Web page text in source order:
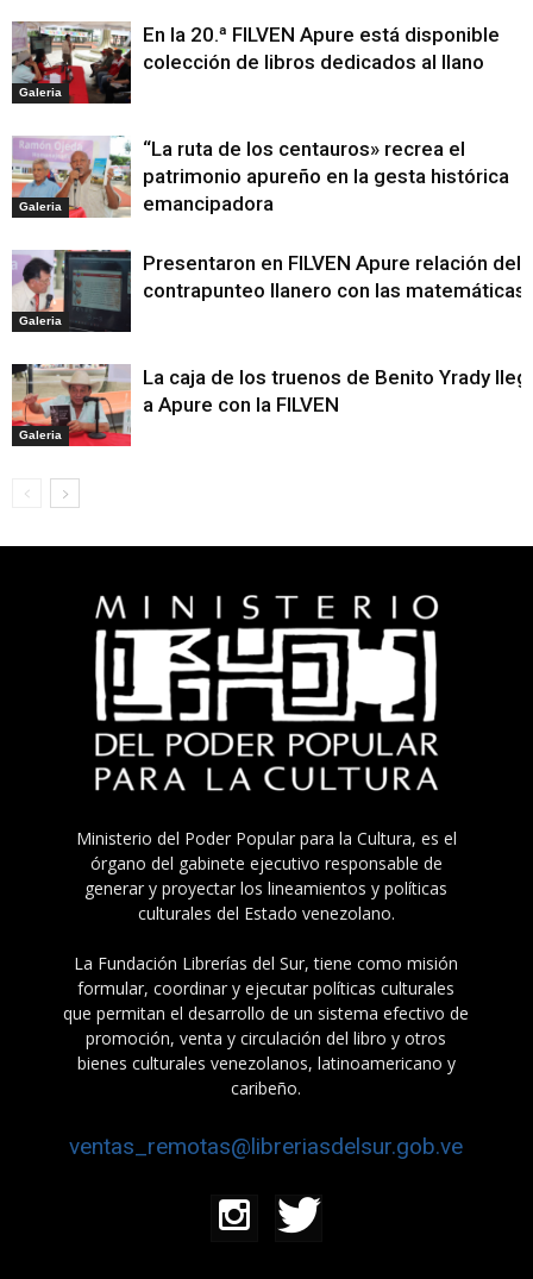
Galeria
En la 20.ª FILVEN Apure está disponible
colección de libros dedicados al llano
Galeria
“La ruta de los centauros» recrea el
patrimonio apureño en la gesta histórica
emancipadora
Galeria
Presentaron en FILVEN Apure relación del
contrapunteo llanero con las matemáticas
Galeria
La caja de los truenos de Benito Yrady
a Apure con la FILVEN
Ministerio del Poder Popular para la Cultura, es el
órgano del gabinete ejecutivo responsable de
generar y proyectar los lineamientos y políticas
culturales del Estado venezolano.
La Fundación Librerías del Sur, tiene como misión
formular, coordinar y ejecutar políticas culturales
que permitan el desarrollo de un sistema efectivo de
promoción, venta y circulación del libro y otros
bienes culturales venezolanos, latinoamericano y
caribeño.
ventas_remotas@libreriasdelsur.gob.ve